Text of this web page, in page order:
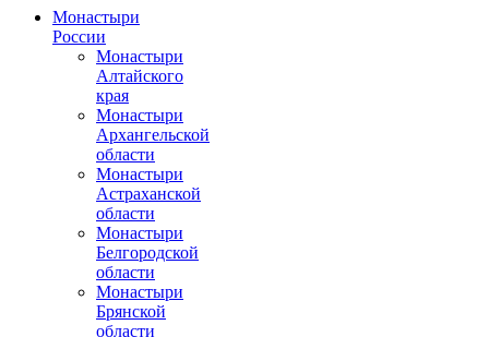
Монастыри
России
Монастыри
Алтайского
края
Монастыри
Архангельской
области
Монастыри
Астраханской
области
Монастыри
Белгородской
области
Монастыри
Брянской
области